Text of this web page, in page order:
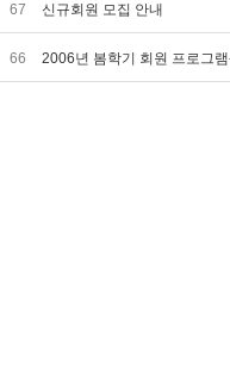
67 신규회원 모집 안내
66 2006년 봄학기 회원 프로그